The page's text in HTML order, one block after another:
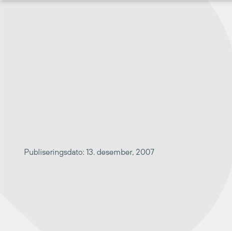
Publiseringsdato: 13. desember, 2007